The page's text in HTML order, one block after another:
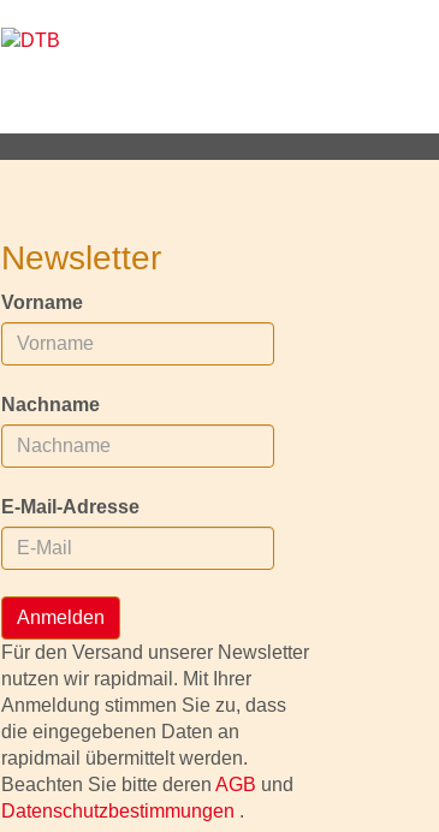
Newsletter
Vorname
Nachname
E-Mail-Adresse
Anmelden
Für den Versand unserer Newsletter
nutzen wir rapidmail. Mit Ihrer
Anmeldung stimmen Sie zu, dass
die eingegebenen Daten an
rapidmail übermittelt werden.
Beachten Sie bitte deren AGB und
Datenschutzbestimmungen .